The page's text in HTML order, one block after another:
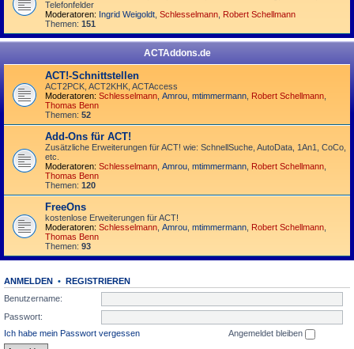
Telefonfelder
Moderatoren: Ingrid Weigoldt Schlesselmann Robert Schellmann
Themen: 151
ACTAddons.de
ACT!-Schnittstellen
ACT2PCK, ACT2KHK, ACTAccess
Moderatoren: Schlesselmann Amrou mtimmermann Robert Schellmann
Thomas Benn
Themen: 52
Add-Ons für ACT!
Zusätzliche Erweiterungen für ACT! wie: SchnellSuche, AutoData, 1An1, CoCo,
etc.
Moderatoren: Schlesselmann Amrou mtimmermann Robert Schellmann
Thomas Benn
Themen: 120
FreeOns
kostenlose Erweiterungen für ACT!
Moderatoren: Schlesselmann Amrou mtimmermann Robert Schellmann
Thomas Benn
Themen: 93
ANMELDEN • REGISTRIEREN
Benutzername:
Passwort:
Ich habe mein Passwort vergessen
Angemeldet bleiben